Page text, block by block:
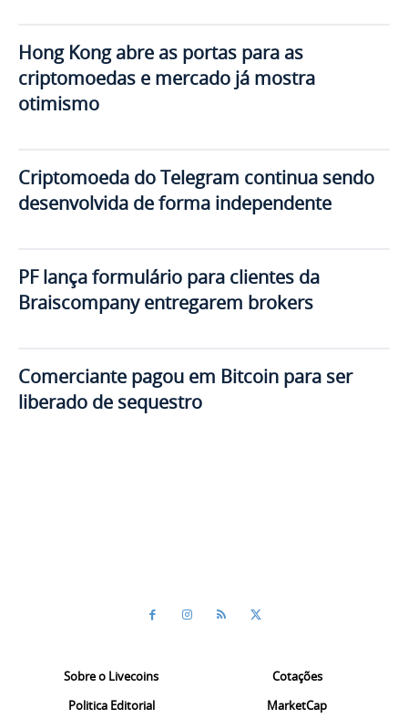
Hong Kong abre as portas para as
criptomoedas e mercado já mostra
otimismo
Criptomoeda do Telegram continua sendo
desenvolvida de forma independente
PF lança formulário para clientes da
Braiscompany entregarem brokers
Comerciante pagou em Bitcoin para ser
liberado de sequestro
Sobre o Livecoins
Politica Editorial
Cotações
MarketCap